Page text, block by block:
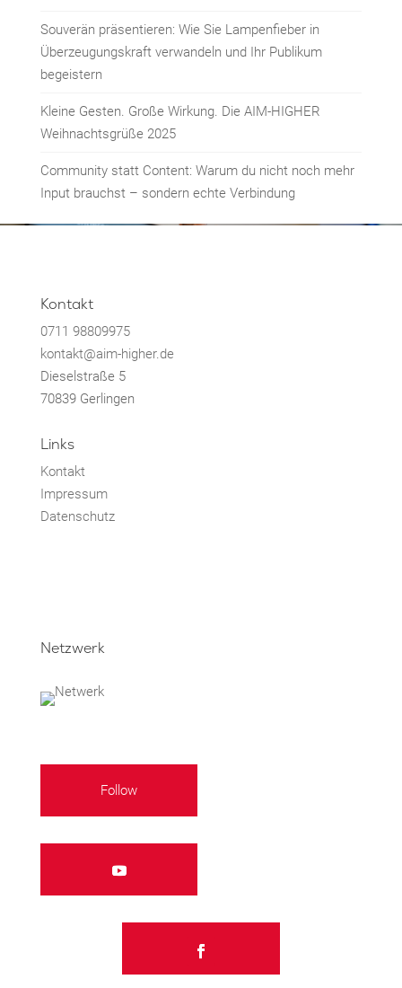
Souverän präsentieren: Wie Sie Lampenfieber in
Überzeugungskraft verwandeln und Ihr Publikum
begeistern
Kleine Gesten. Große Wirkung. Die AIM-HIGHER
Weihnachtsgrüße 2025
Community statt Content: Warum du nicht noch mehr
Input brauchst – sondern echte Verbindung
Kontakt
0711 98809975
kontakt@aim-higher.de
Dieselstraße 5
70839 Gerlingen
Links
Kontakt
Impressum
Datenschutz
Netzwerk
Follow